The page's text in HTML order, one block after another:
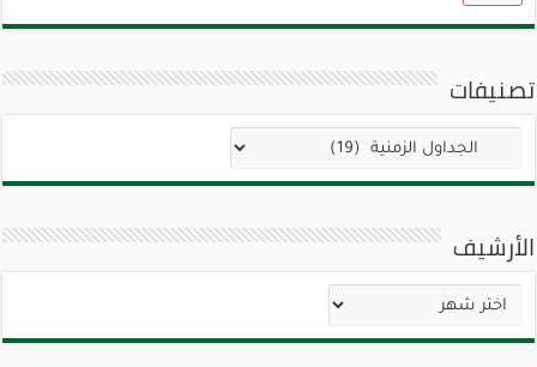
تصنيفات
تصنيفات
الأرشيف
الأرشيف